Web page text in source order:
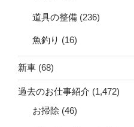
道具の整備 (236)
魚釣り (16)
新車 (68)
過去のお仕事紹介 (1,472)
お掃除 (46)